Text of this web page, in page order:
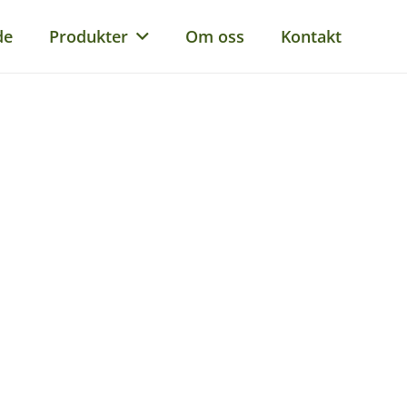
Produkter Om oss Kontakt